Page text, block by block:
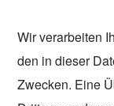
Wir verarbeiten
den in dieser
Zwecken. Eine